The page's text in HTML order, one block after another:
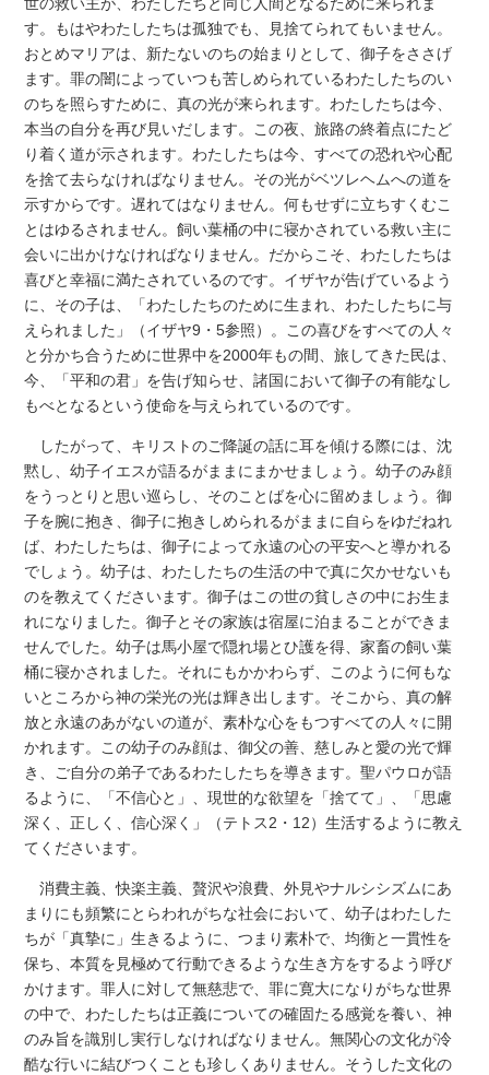
す。もはやわたしたちは孤独でも、見捨てられてもいません。
おとめマリアは、新たないのちの始まりとして、御子をささげ
ます。罪の闇によっていつも苦しめられているわたしたちのい
のちを照らすために、真の光が来られます。わたしたちは今、
本当の自分を再び見いだします。この夜、旅路の終着点にたど
り着く道が示されます。わたしたちは今、すべての恐れや心配
を捨て去らなければなりません。その光がベツレヘムへの道を
示すからです。遅れてはなりません。何もせずに立ちすくむこ
とはゆるされません。飼い葉桶の中に寝かされている救い主に
会いに出かけなければなりません。だからこそ、わたしたちは
喜びと幸福に満たされているのです。イザヤが告げているよう
に、その子は、「わたしたちのために生まれ、わたしたちに与
えられました」（イザヤ9・5参照）。この喜びをすべての人々
と分かち合うために世界中を2000年もの間、旅してきた民は、
今、「平和の君」を告げ知らせ、諸国において御子の有能なし
もべとなるという使命を与えられているのです。
したがって、キリストのご降誕の話に耳を傾ける際には、沈
黙し、幼子イエスが語るがままにまかせましょう。幼子のみ顔
をうっとりと思い巡らし、そのことばを心に留めましょう。御
子を腕に抱き、御子に抱きしめられるがままに自らをゆだねれ
ば、わたしたちは、御子によって永遠の心の平安へと導かれる
でしょう。幼子は、わたしたちの生活の中で真に欠かせないも
のを教えてくださいます。御子はこの世の貧しさの中にお生ま
れになりました。御子とその家族は宿屋に泊まることができま
せんでした。幼子は馬小屋で隠れ場とひ護を得、家畜の飼い葉
桶に寝かされました。それにもかかわらず、このように何もな
いところから神の栄光の光は輝き出します。そこから、真の解
放と永遠のあがないの道が、素朴な心をもつすべての人々に開
かれます。この幼子のみ顔は、御父の善、慈しみと愛の光で輝
き、ご自分の弟子であるわたしたちを導きます。聖パウロが語
るように、「不信心と」、現世的な欲望を「捨てて」、「思慮
深く、正しく、信心深く」（テトス2・12）生活するように教え
てくださいます。
消費主義、快楽主義、贅沢や浪費、外見やナルシシズムにあ
まりにも頻繁にとらわれがちな社会において、幼子はわたした
ちが「真摯に」生きるように、つまり素朴で、均衡と一貫性を
保ち、本質を見極めて行動できるような生き方をするよう呼び
かけます。罪人に対して無慈悲で、罪に寛大になりがちな世界
の中で、わたしたちは正義についての確固たる感覚を養い、神
のみ旨を識別し実行しなければなりません。無関心の文化が冷
酷な行いに結びつくことも珍しくありません。そうした文化の